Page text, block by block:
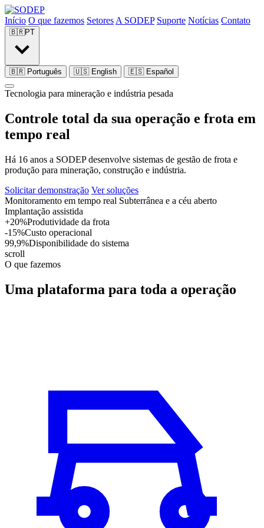
Início O que fazemos Setores A SODEP Suporte Notícias Contato
🇧🇷PT
🇧🇷Português 🇺🇸English 🇪🇸Español
Tecnologia para mineração e indústria pesada
Controle total da sua operação e frota em
tempo real
Há 16 anos a SODEP desenvolve sistemas de gestão de frota e
produção para mineração, construção e indústria.
Solicitar demonstração Ver soluções
Monitoramento em tempo real Subterrânea e a céu aberto
Implantação assistida
+20%Produtividade da frota
-15%Custo operacional
99,9%Disponibilidade do sistema
scroll
O que fazemos
Uma plataforma para toda a operação